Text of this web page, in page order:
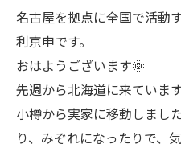
名古屋を拠点に全国で活動
利京申です。
おはようございます🌞
先週から北海道に来ています
小樽から実家に移動しまし
り、みぞれになったりで、